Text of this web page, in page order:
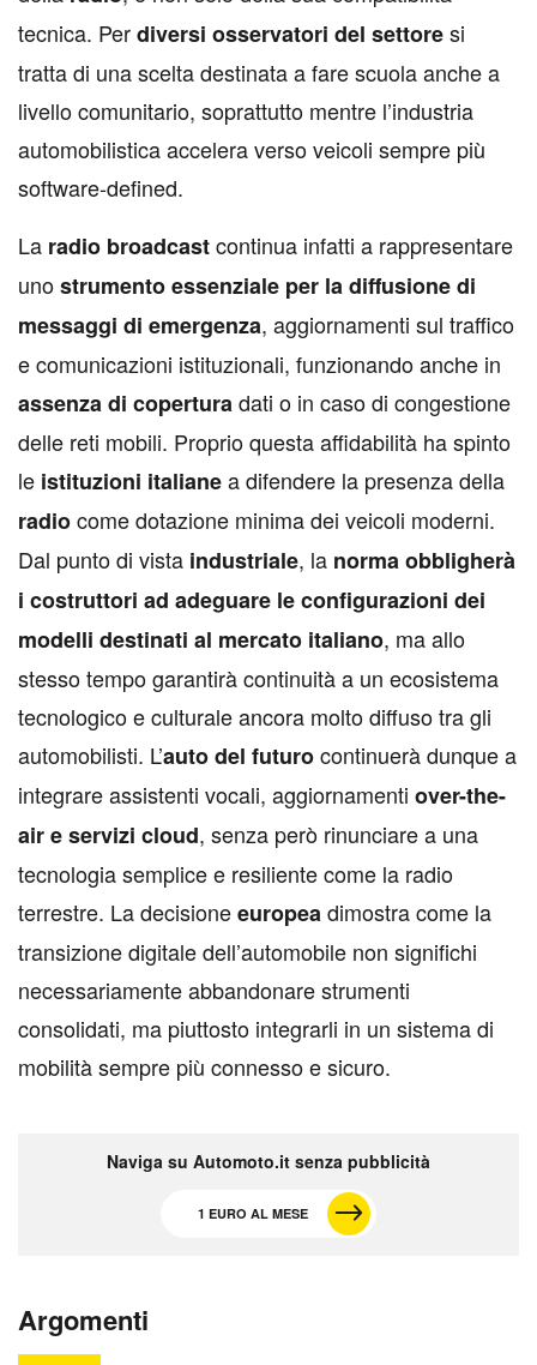
tecnica. Perdiversi osservatori del settoresi
tratta di una scelta destinata a fare scuola anche a
livello comunitario, soprattutto mentre l’industria
automobilistica accelera verso veicoli sempre più
software-defined.
La radio broadcastcontinua infatti a rappresentare
unostrumento essenziale per la diffusione di
messaggi di emergenza, aggiornamenti sul traffico
e comunicazioni istituzionali, funzionando anche in
assenza di coperturadati o in caso di congestione
delle reti mobili. Proprio questa affidabilità ha spinto
le istituzioni italianea difendere la presenza della
radiocome dotazione minima dei veicoli moderni.
Dal punto di vista industriale, la norma obbligherà
i costruttori ad adeguare le configurazioni dei
modelli destinati al mercato italiano, ma allo
stesso tempo garantirà continuità a un ecosistema
tecnologico e culturale ancora molto diffuso tra gli
automobilisti. L’auto del futurocontinuerà dunque a
integrare assistenti vocali, aggiornamenti over-the-
air e servizi cloud, senza però rinunciare a una
tecnologia semplice e resiliente come la radio
terrestre. La decisioneeuropeadimostra come la
transizione digitale dell’automobile non significhi
necessariamente abbandonare strumenti
consolidati, ma piuttosto integrarli in un sistema di
mobilità sempre più connesso e sicuro.
Naviga su Automoto.it senza pubblicità
1 EURO AL MESE
Argomenti